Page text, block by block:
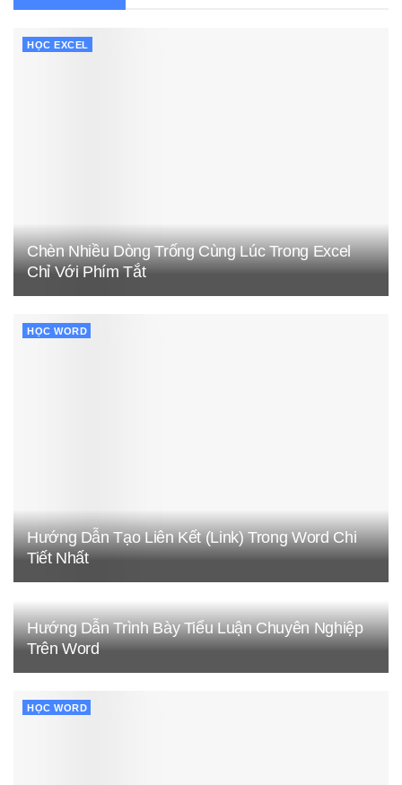
HỌC EXCEL
Chèn Nhiều Dòng Trống Cùng Lúc Trong Excel
Chỉ Với Phím Tắt
HỌC WORD
Hướng Dẫn Tạo Liên Kết (Link) Trong Word Chi
Tiết Nhất
Hướng Dẫn Trình Bày Tiểu Luận Chuyên Nghiệp
Trên Word
HỌC WORD